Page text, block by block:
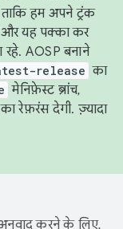
हम अपने ट्रंक
यह पक्का कर
रहे. AOSP बनाने
release का
मेनिफ़ेस्ट ब्रांच,
रेफ़रंस देगी. ज़्यादा
करने के लिए,